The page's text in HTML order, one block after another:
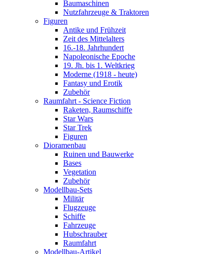
Baumaschinen
Nutzfahrzeuge & Traktoren
Figuren
Antike und Frühzeit
Zeit des Mittelalters
16.-18. Jahrhundert
Napoleonische Epoche
19. Jh. bis 1. Weltkrieg
Moderne (1918 - heute)
Fantasy und Erotik
Zubehör
Raumfahrt - Science Fiction
Raketen, Raumschiffe
Star Wars
Star Trek
Figuren
Dioramenbau
Ruinen und Bauwerke
Bases
Vegetation
Zubehör
Modellbau-Sets
Militär
Flugzeuge
Schiffe
Fahrzeuge
Hubschrauber
Raumfahrt
Modellbau-Artikel